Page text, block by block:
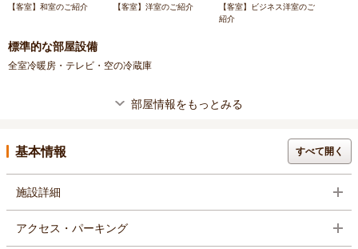
【客室】和室のご紹介 【客室】洋室のご紹介
【客室】ビジネス洋室のご
紹介
標準的な部屋設備
全室冷暖房・テレビ・空の冷蔵庫
部屋情報をもっとみる
基本情報 すべて開く
施設詳細
アクセス・パーキング